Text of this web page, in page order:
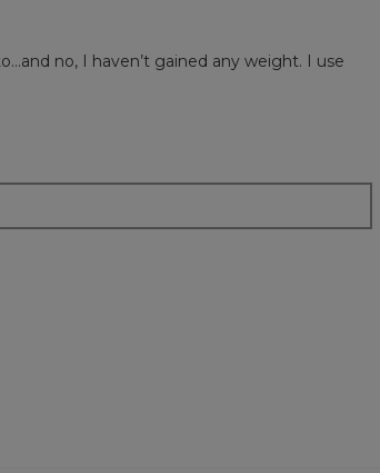
no, I haven’t gained any weight. I use